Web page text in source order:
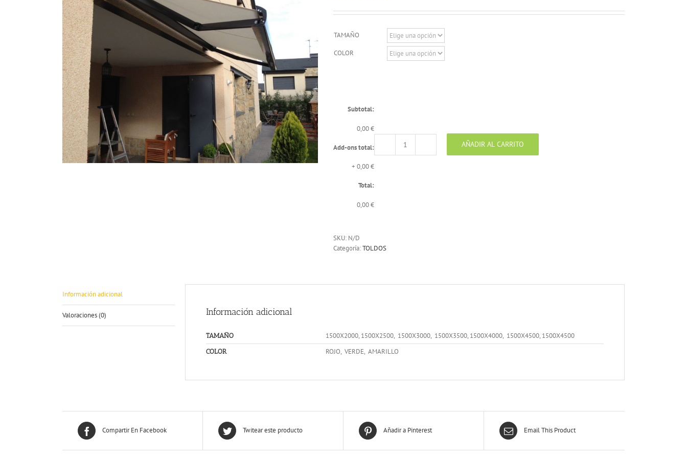
TAMAÑO
COLOR
Subtotal:
0,00 €
Add-ons total:
+ 0,00 €
Total:
0,00 €
TOLDO
AÑADIR AL CARRITO
SKU: N/D
Categoría:TOLDOS
Información adicional
Valoraciones (0) Información adicional
TAMAÑO 1500X2000, 1500X2500, 1500X3000, 1500X3500, 1500X4000, 1500X4500, 1500X4500
COLOR ROJO, VERDE, AMARILLO
Compartir En Facebook Twitear este producto Añadir a Pinterest Email This Product